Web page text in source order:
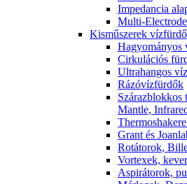
Impedancia
Multi-
Kisműszerek
Hagyományos
Cirkulációs
Ultrahangos
Rázóvízfürdők
Szárazblokkos
Mantle,
Grant és
Rotátorok,
Vortexek,
Aspirátorok,